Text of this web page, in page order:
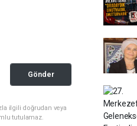
Gönder
ilgili doğrudan veya
tutulamaz.